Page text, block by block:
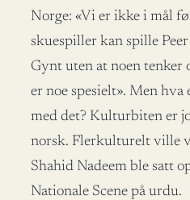
Norge: «Vi er ikke i mål
skuespiller kan spille Peer
Gynt uten at noen tenker
er noe spesielt». Men
med det? Kulturbiten er
norsk. Flerkulturelt ville
Shahid Nadeem ble satt
Nationale Scene på urdu.